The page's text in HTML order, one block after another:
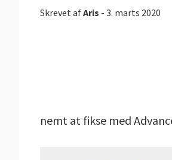
Skrevet afAris - 3. marts 2020
nemt at fikse med